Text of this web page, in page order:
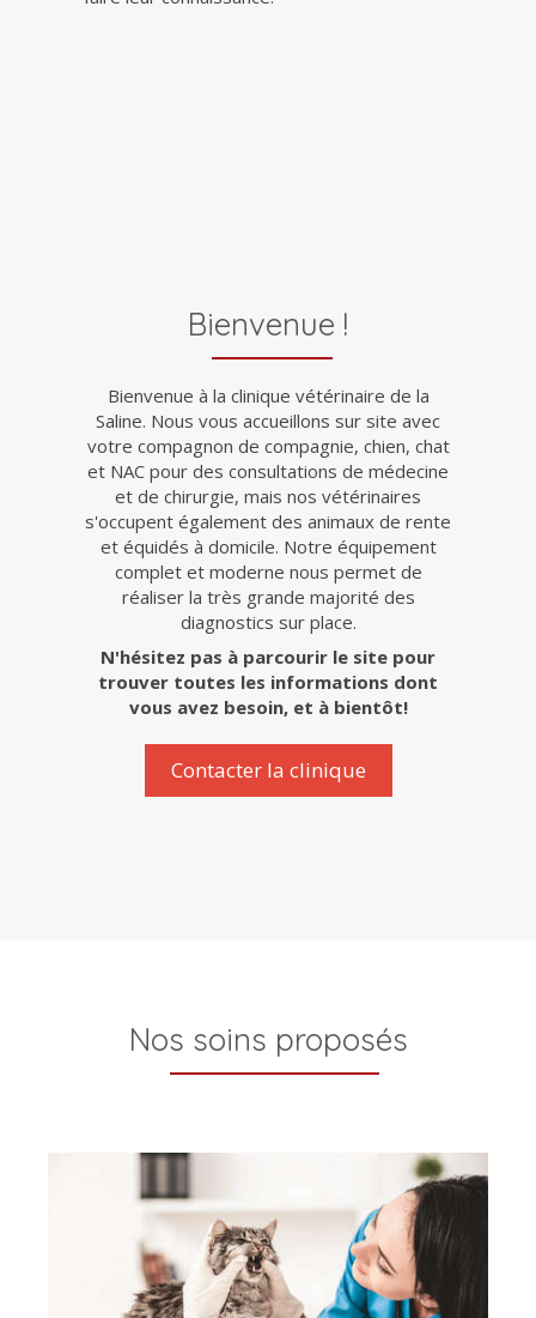
Bienvenue !
Bienvenue à la clinique vétérinaire de la
Saline. Nous vous accueillons sur site avec
votre compagnon de compagnie, chien, chat
et NAC pour des consultations de médecine
et de chirurgie, mais nos vétérinaires
s'occupent également des animaux de rente
et équidés à domicile. Notre équipement
complet et moderne nous permet de
réaliser la très grande majorité des
diagnostics sur place.
N'hésitez pas à parcourir le site pour
trouver toutes les informations dont
vous avez besoin, et à bientôt!
Contacter la clinique
Nos soins proposés